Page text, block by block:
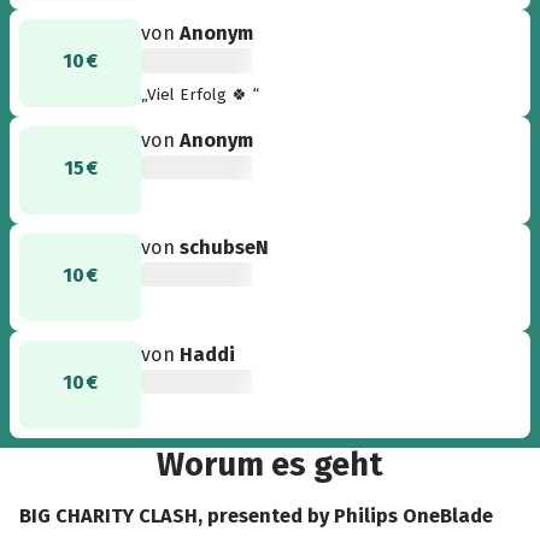
10 €
vonAnonym
„Viel Erfolg 🍀 “
15 €
vonAnonym
10 €
vonschubseN
10 €
von Haddi
Worum es geht
BIG CHARITY CLASH, presented by Philips OneBlade